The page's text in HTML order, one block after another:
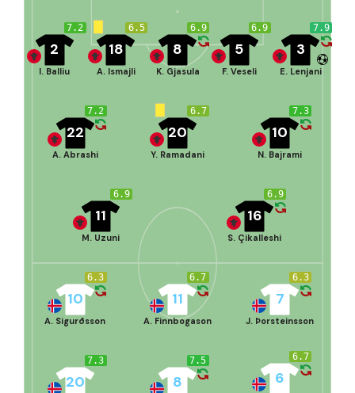
7.9
3
E. Lenjani
6.9
5
F. Veseli
6.9
8
K. Gjasula
6.5
18
A. Ismajli
7.2
2
I. Balliu
7.3
10
N. Bajrami
6.7
20
Y. Ramadani
7.2
22
A. Abrashi
6.9
16
S. Çikalleshi
6.9
11
M. Uzuni
7.3
20
7.5
8
6.7
6
6.3
10
A. Sigurðsson
6.7
11
A. Finnbogason
6.3
7
J. Þorsteinsson